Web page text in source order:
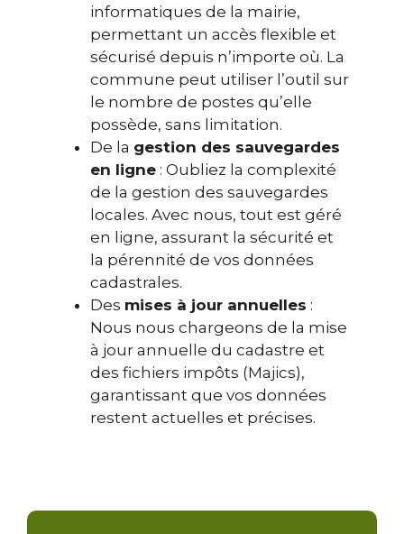
informatiques de la mairie,
permettant un accès flexible et
sécurisé depuis n’importe où. La
commune peut utiliser l’outil sur
le nombre de postes qu’elle
possède, sans limitation.
De la gestion des sauvegardes
en ligne : Oubliez la complexité
de la gestion des sauvegardes
locales. Avec nous, tout est géré
en ligne, assurant la sécurité et
la pérennité de vos données
cadastrales.
Des mises à jour annuelles :
Nous nous chargeons de la mise
à jour annuelle du cadastre et
des fichiers impôts (Majics),
garantissant que vos données
restent actuelles et précises.